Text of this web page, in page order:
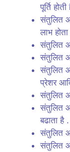
पूर्ति
संतुलित
लाभ
संतुलित
संतुलित
संतुलित
प्रेशर
संतुलित
संतुलित
बढाता है .
संतुलित
संतुलित